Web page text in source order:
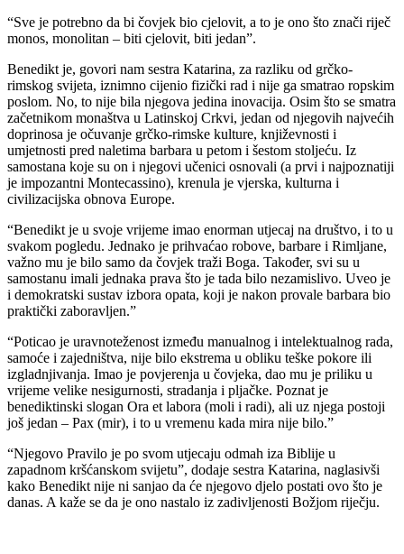
“Sve je potrebno da bi čovjek bio cjelovit, a to je ono što znači riječ
monos, monolitan – biti cjelovit, biti jedan”.
Benedikt je, govori nam sestra Katarina, za razliku od grčko-
rimskog svijeta, iznimno cijenio fizički rad i nije ga smatrao ropskim
poslom. No, to nije bila njegova jedina inovacija. Osim što se smatra
začetnikom monaštva u Latinskoj Crkvi, jedan od njegovih najvećih
doprinosa je očuvanje grčko-rimske kulture, književnosti i
umjetnosti pred naletima barbara u petom i šestom stoljeću. Iz
samostana koje su on i njegovi učenici osnovali (a prvi i najpoznatiji
je impozantni Montecassino), krenula je vjerska, kulturna i
civilizacijska obnova Europe.
“Benedikt je u svoje vrijeme imao enorman utjecaj na društvo, i to u
svakom pogledu. Jednako je prihvaćao robove, barbare i Rimljane,
važno mu je bilo samo da čovjek traži Boga. Također, svi su u
samostanu imali jednaka prava što je tada bilo nezamislivo. Uveo je
i demokratski sustav izbora opata, koji je nakon provale barbara bio
praktički zaboravljen.”
“Poticao je uravnoteženost između manualnog i intelektualnog rada,
samoće i zajedništva, nije bilo ekstrema u obliku teške pokore ili
izgladnjivanja. Imao je povjerenja u čovjeka, dao mu je priliku u
vrijeme velike nesigurnosti, stradanja i pljačke. Poznat je
benediktinski slogan Ora et labora (moli i radi), ali uz njega postoji
još jedan – Pax (mir), i to u vremenu kada mira nije bilo.”
“Njegovo Pravilo je po svom utjecaju odmah iza Biblije u
zapadnom kršćanskom svijetu”, dodaje sestra Katarina, naglasivši
kako Benedikt nije ni sanjao da će njegovo djelo postati ovo što je
danas. A kaže se da je ono nastalo iz zadivljenosti Božjom riječju.